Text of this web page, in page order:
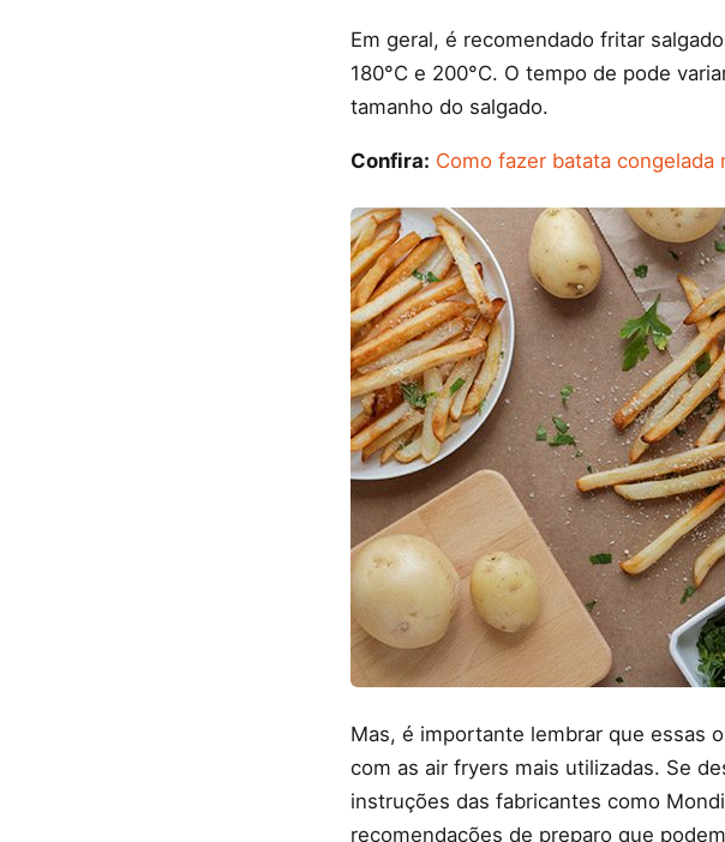
Em geral, é recomendado fritar
180°C e 200°C. O tempo de pode
tamanho do salgado.
Confira: Como fazer batata congelada
Mas, é importante lembrar que essas
com as air fryers mais utilizadas. Se
instruções das fabricantes como
recomendações de preparo que